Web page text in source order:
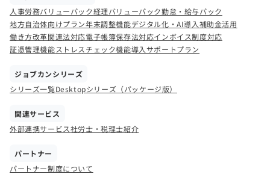
人事労務バリューパック経理バリューパック勤怠・給与パック
地方自治体向けプラン年末調整機能デジタル化・AI導入補助金活用
働き方改革関連法対応電子帳簿保存法対応インボイス制度対応
証憑管理機能ストレスチェック機能導入サポートプラン
ジョブカンシリーズ
シリーズ一覧Desktopシリーズ（パッケージ版）
関連サービス
外部連携サービス社労士・税理士紹介
パートナー
パートナー制度について